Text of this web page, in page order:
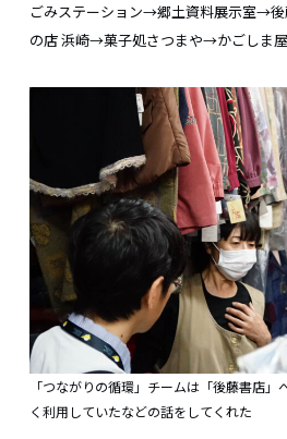
ごみステーション→郷土資料展示室→
の店 浜崎→菓子処さつまや→かごしま
「つながりの循環」チームは「後藤書店
く利用していたなどの話をしてくれた